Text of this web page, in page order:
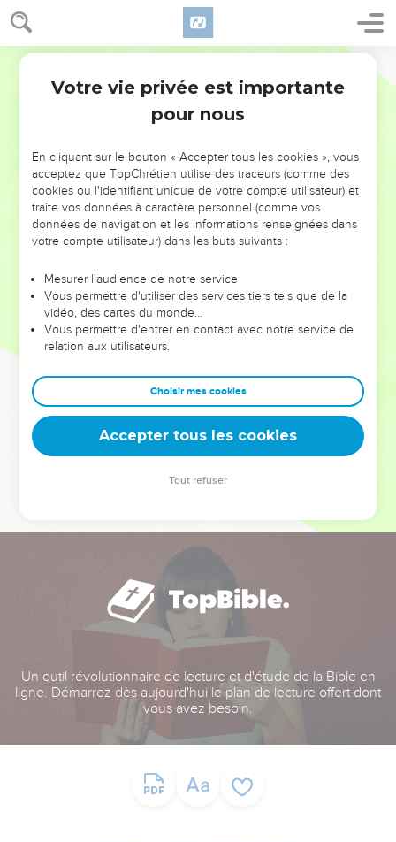
NE MANQUEZ PAS L’ÉVÉNEMENT
DE L’ANNÉE !
ET SI LEURS ERREURS POUVAIENT VOUS ÉVITER LES
VOTRES ?
leur foi ou leur vision. Mais on voit moins les doutes, les erreurs
et les saisons difficiles qu'ils ont traversés, alors même que ce
sont elles qui les ont façonnés.
Dans cette conférence, leaders, entrepreneurs, et responsables
clés pour avancer avec plus de sagesse afin que leurs erreurs
deviennent vos tremplins. Que vous guidiez un ministère, une
équipe, un groupe ou une famille, leur expérience est faite
Un outil révolutionnaire de lecture et d'étude de la Bible en
ligne. Démarrez dès aujourd'hui le plan de lecture offert dont
vous avez besoin.
Votre vie privée est importante
pour nous
En cliquant sur le bouton « Accepter tous les cookies », vous
acceptez que TopChrétien utilise des traceurs (comme des
cookies ou l'identifiant unique de votre compte utilisateur) et
traite vos données à caractère personnel (comme vos
données de navigation et les informations renseignées dans
votre compte utilisateur) dans les buts suivants :
Mesurer l'audience de notre service
Vous permettre d'utiliser des services tiers tels que de la
vidéo, des cartes du monde…
Vous permettre d'entrer en contact avec notre service de
relation aux utilisateurs.
Choisir mes cookies
Accepter tous les cookies
Tout refuser